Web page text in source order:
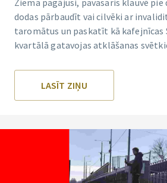
Ziema pagājusi, pavasaris klauvē
dodas pārbaudīt vai cilvēki ar
taromātus un paskatīt kā kafejnīcas
kvartālā gatavojas atklāšanas
LASĪT ZIŅU